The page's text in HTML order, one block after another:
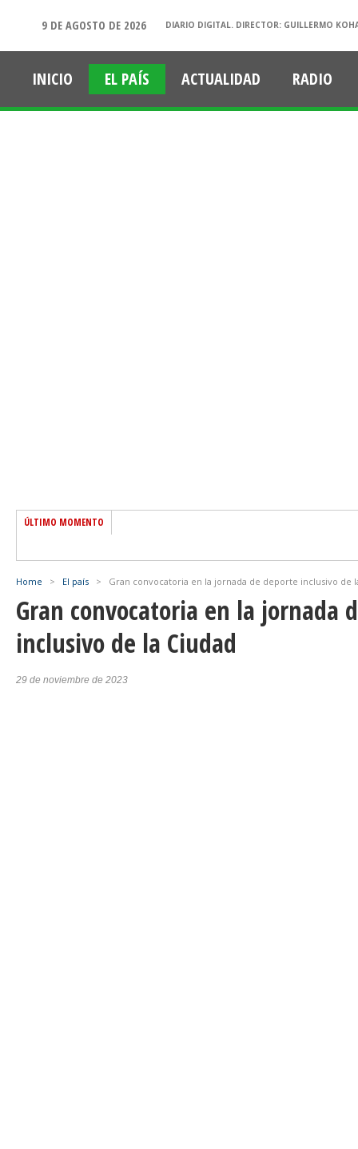
9 DE AGOSTO DE 2026 DIARIO DIGITAL. DIRECTOR: GUILLERMO
INICIO EL PAÍS ACTUALIDAD RADIO
ÚLTIMO MOMENTO
Home > El país > Gran convocatoria en la jornada de deporte inclusivo de
Gran convocatoria en la jornada
inclusivo de la Ciudad
29 de noviembre de 2023